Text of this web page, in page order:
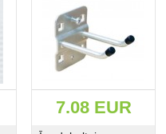
7.08 EUR